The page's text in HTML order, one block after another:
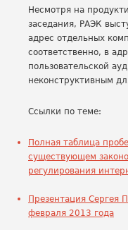
Несмотря на
заседания, РАЭК
адрес отдельных
соответственно, в
пользовательской
неконструктивным
Ссылки по теме:
Полная таблица
существующем
регулирования
Презентация Сергея
февраля 2013 года